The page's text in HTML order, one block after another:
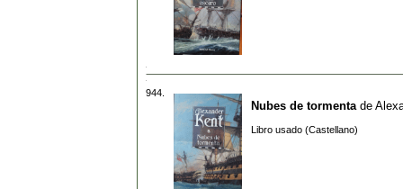
944.
Nubes de tormenta de
Libro usado (Castellano)